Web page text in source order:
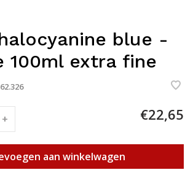
blue -
100ml extra fine
+ €22,65
aan winkelwagen